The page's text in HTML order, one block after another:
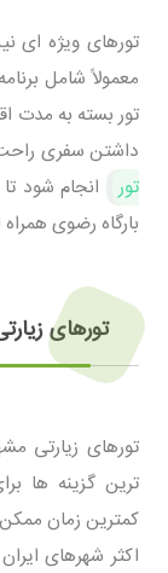
تورهای ویژه ‌ای
معمولاً شامل
تور بسته به مدت
داشتن سفری
تور
انجام شود
بارگاه رضوی
تورهای
تورهای زیارتی
ترین گزینه‌ ها
کمترین زمان
اکثر شهرهای